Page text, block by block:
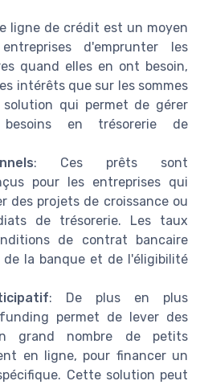
ligne de crédit est un moyen
d'emprunter les
quand elles en ont besoin,
intérêts que sur les sommes
qui permet de gérer
besoins en trésorerie de
: Ces prêts sont
pour les entreprises qui
des projets de croissance ou
de trésorerie. Les taux
de contrat bancaire
la banque et de l'éligibilité
: De plus en plus
permet de lever des
grand nombre de petits
en ligne, pour financer un
Cette solution peut